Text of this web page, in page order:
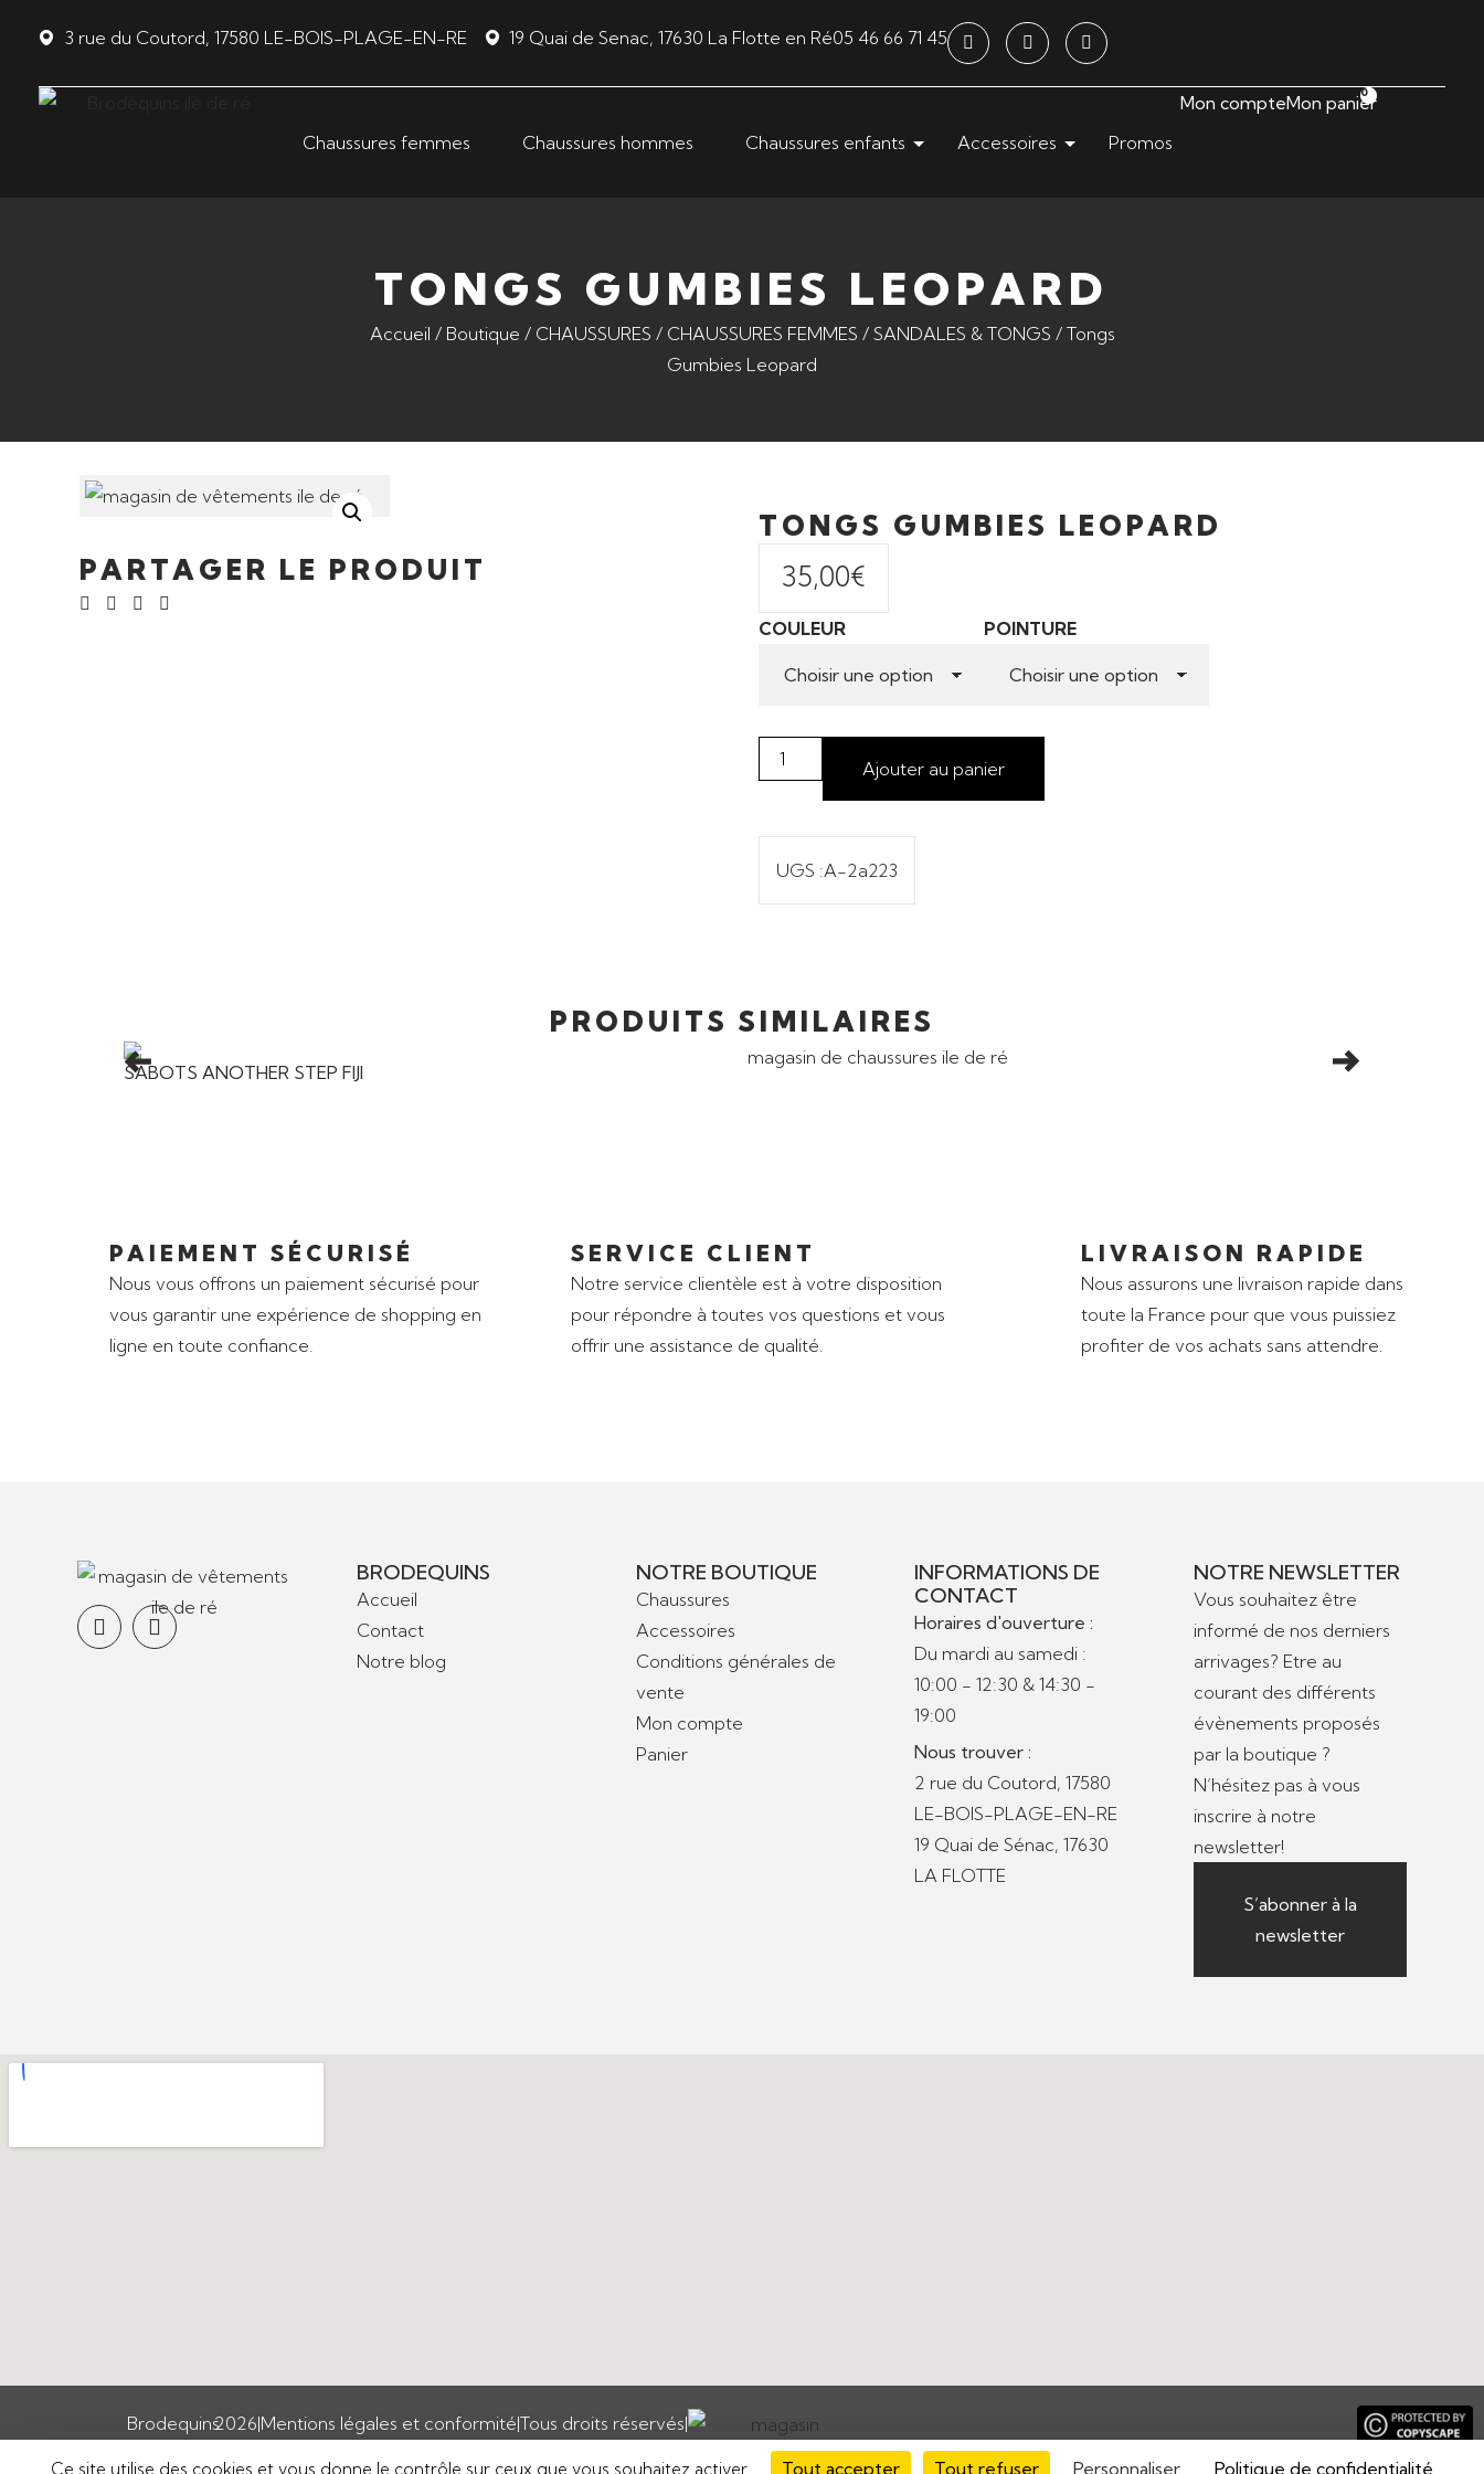
3 rue du Coutord, 17580 LE-BOIS-PLAGE-EN-RE 19 Quai de Senac, 17630 La Flotte en Ré05 46 66 71 45
Chaussures femmes Chaussures hommes Chaussures enfants Accessoires Promos
Mon compteMon panier
0
TONGS GUMBIES LEOPARD
Accueil / Boutique / CHAUSSURES / CHAUSSURES FEMMES / SANDALES & TONGS / Tongs
Gumbies Leopard
PARTAGER LE PRODUIT
TONGS GUMBIES LEOPARD
35,00€
COULEUR POINTURE
Ajouter au panier
UGS :A-2a223
PRODUITS SIMILAIRES
SABOTS ANOTHER STEP FIJI
PAIEMENT SÉCURISÉ
Nous vous offrons un paiement sécurisé pour
vous garantir une expérience de shopping en
ligne en toute confiance.
SERVICE CLIENT
Notre service clientèle est à votre disposition
pour répondre à toutes vos questions et vous
offrir une assistance de qualité.
LIVRAISON RAPIDE
Nous assurons une livraison rapide dans
toute la France pour que vous puissiez
profiter de vos achats sans attendre.
BRODEQUINS
Accueil
Contact
Notre blog
NOTRE BOUTIQUE
Chaussures
Accessoires
Conditions générales de
vente
Mon compte
Panier
INFORMATIONS DE
CONTACT
Horaires d'ouverture :
Du mardi au samedi :
10:00 - 12:30 & 14:30 -
19:00
Nous trouver :
2 rue du Coutord, 17580
LE-BOIS-PLAGE-EN-RE
19 Quai de Sénac, 17630
LA FLOTTE
NOTRE NEWSLETTER
Vous souhaitez être
informé de nos derniers
arrivages? Etre au
courant des différents
évènements proposés
par la boutique ?
N’hésitez pas à vous
inscrire à notre
newsletter!
S’abonner à la
newsletter
Brodequins2026|Mentions légales et conformité|Tous droits réservés|
Ce site utilise des cookies et vous donne le contrôle sur ceux que vous souhaitez activer Tout accepter Tout refuser Personnaliser Politique de confidentialité